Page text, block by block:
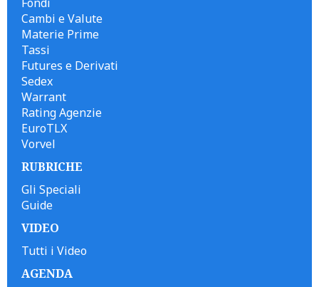
Cambi e Valute
Materie Prime
Tassi
Futures e Derivati
Sedex
Warrant
Rating Agenzie
EuroTLX
Vorvel
RUBRICHE
Gli Speciali
Guide
VIDEO
Tutti i Video
AGENDA